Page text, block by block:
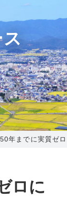
2525
1200
北センター(福島)
島市御山字一本松17-1-
173-577
時間 9:15～18:00
ス
年までに実質ゼ
ロに